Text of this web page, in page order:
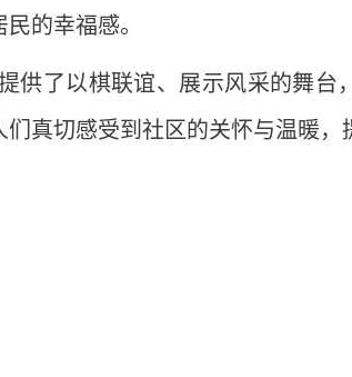
的幸福感。
供了以棋联谊、展示风采的舞台
真切感受到社区的关怀与温暖，